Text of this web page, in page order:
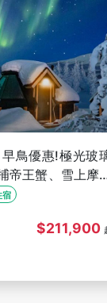
－早鳥優惠!保
、破冰船、帝王
$218,000